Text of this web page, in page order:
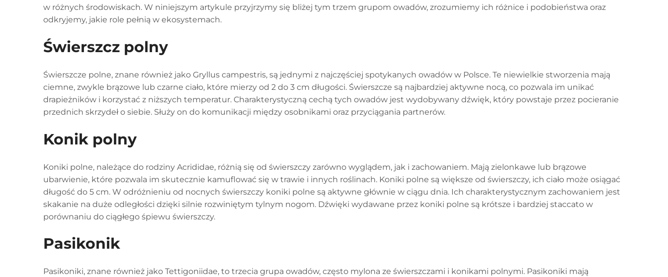
w różnych środowiskach. W niniejszym artykule przyjrzymy się bliżej tym trzem grupom owadów, zrozumiemy ich różnice i podobieństwa oraz
odkryjemy, jakie role pełnią w ekosystemach.
Świerszcz polny
Świerszcze polne, znane również jako Gryllus campestris, są jednymi z najczęściej spotykanych owadów w Polsce. Te niewielkie stworzenia mają
ciemne, zwykle brązowe lub czarne ciało, które mierzy od 2 do 3 cm długości. Świerszcze są najbardziej aktywne nocą, co pozwala im unikać
drapieżników i korzystać z niższych temperatur. Charakterystyczną cechą tych owadów jest wydobywany dźwięk, który powstaje przez pocieranie
przednich skrzydeł o siebie. Służy on do komunikacji między osobnikami oraz przyciągania partnerów.
Konik polny
Koniki polne, należące do rodziny Acrididae, różnią się od świerszczy zarówno wyglądem, jak i zachowaniem. Mają zielonkawe lub brązowe
ubarwienie, które pozwala im skutecznie kamuflować się w trawie i innych roślinach. Koniki polne są większe od świerszczy, ich ciało może osiągać
długość do 5 cm. W odróżnieniu od nocnych świerszczy koniki polne są aktywne głównie w ciągu dnia. Ich charakterystycznym zachowaniem jest
skakanie na duże odległości dzięki silnie rozwiniętym tylnym nogom. Dźwięki wydawane przez koniki polne są krótsze i bardziej staccato w
porównaniu do ciągłego śpiewu świerszczy.
Pasikonik
Pasikoniki, znane również jako Tettigoniidae, to trzecia grupa owadów, często mylona ze świerszczami i konikami polnymi. Pasikoniki mają